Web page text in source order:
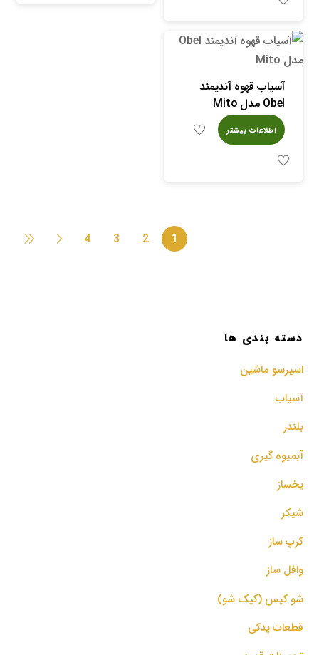
آسیاب قهوه آندیمند
Obel مدل Mito
اطلاعات بیشتر
1
2
3
4
دسته بندی ها
اسپرسو‌ ماشین
آسیاب
بلندر
آبمیوه گیری
یخساز
شیکر
کرپ ساز
وافل ساز
شو کیس (کیک شو)
قطعات یدکی